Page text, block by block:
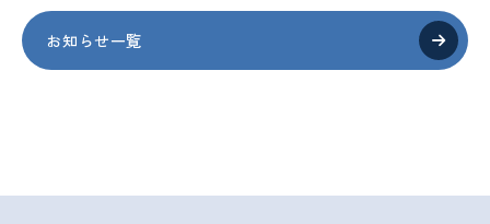
お知らせ一覧